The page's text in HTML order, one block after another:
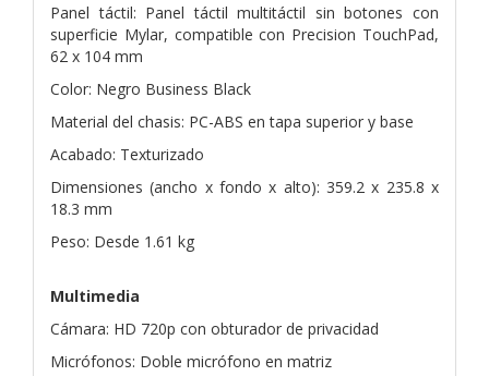
Panel táctil: Panel táctil multitáctil sin botones con
superficie Mylar, compatible con Precision TouchPad,
62 x 104 mm
Color: Negro Business Black
Material del chasis: PC-ABS en tapa superior y base
Acabado: Texturizado
Dimensiones (ancho x fondo x alto): 359.2 x 235.8 x
18.3 mm
Peso: Desde 1.61 kg
Multimedia
Cámara: HD 720p con obturador de privacidad
Micrófonos: Doble micrófono en matriz